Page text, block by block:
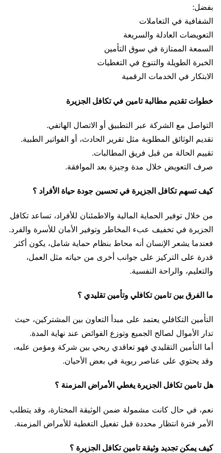
بفضل:
الشفافية في التعاملات
التعويضات العادلة والسريعة
السمعة الممتازة في سوق التأمين
الخبرة الطويلة والتنوع في التغطيات
الابتكار في الخدمات الرقمية
خطوات تقديم مطالبة تامين في تكافل الجزيرة
التواصل مع الشركة عبر التطبيق أو الاتصال الهاتفي.
تقديم الوثائق المطلوبة مثل تقرير الحادث، أو الفواتير الطبية.
تقييم الحالة من قبل فريق المطالبات.
صرف التعويض خلال مدة وجيزة بعد الموافقة.
كيف تسهم تكافل الجزيرة في تحسين جودة حياة الأفراد ؟
من خلال توفير الحماية المالية والاطمئنان للأفراد، تساعد تكافل
الجزيرة في تخفيف عبء المخاطر وتوفير الأمان للأسرة والفرد.
فعندما يشعر الإنسان أنه محاط بنظام حماية شامل، يكون أكثر
قدرة على التركيز على جوانب أخرى من حياته مثل العمل،
والتعليم، والراحة النفسية.
ما الفرق بين تامين تكافلي وتأمين تقليدي ؟
التأمين التكافلي يعتمد على مبدأ التعاون بين المشتركين، حيث
تدار الأموال لصالح الجميع وتوزع الفوائض عند نهاية المدة.
أما التأمين التقليدي فهو تعاقدي ربحي بين شركة ومؤمن عليه،
وقد يحتوي على عناصر ربوية في بعض الأحيان.
هل تامين تكافل الجزيرة يغطي الأمراض المزمنة ؟
نعم، في حال كانت مشمولة ضمن الوثيقة المختارة، وقد يتطلب
الأمر فترة انتظار محددة قبل تفعيل التغطية للأمراض المزمنة.
كيف يمكن تجديد وثيقة تامين تكافل الجزيرة ؟